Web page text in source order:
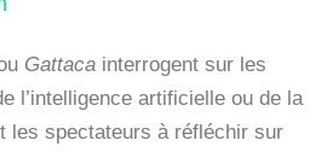
Gattaca interrogent sur les
l’intelligence artificielle ou de la
les spectateurs à réfléchir sur